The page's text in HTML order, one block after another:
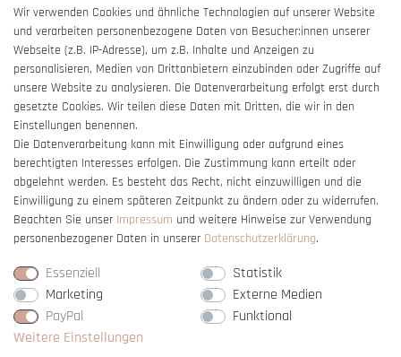
AGB
Impressum
Barrierefreiheitserklärung
Vertrag widerrufen
Wir verwenden Cookies und ähnliche Technologien auf unserer Website
und verarbeiten personenbezogene Daten von Besucher:innen unserer
Webseite (z.B. IP-Adresse), um z.B. Inhalte und Anzeigen zu
personalisieren, Medien von Drittanbietern einzubinden oder Zugriffe auf
unsere Website zu analysieren. Die Datenverarbeitung erfolgt erst durch
gesetzte Cookies. Wir teilen diese Daten mit Dritten, die wir in den
Einstellungen benennen.
Die Datenverarbeitung kann mit Einwilligung oder aufgrund eines
berechtigten Interesses erfolgen. Die Zustimmung kann erteilt oder
abgelehnt werden. Es besteht das Recht, nicht einzuwilligen und die
Einwilligung zu einem späteren Zeitpunkt zu ändern oder zu widerrufen.
Beachten Sie unser Impressum und weitere Hinweise zur Verwendung
personenbezogener Daten in unserer Daten­schutz­erklärung.
Essenziell
Statistik
Marketing
Externe Medien
PayPal
Funktional
Weitere Einstellungen